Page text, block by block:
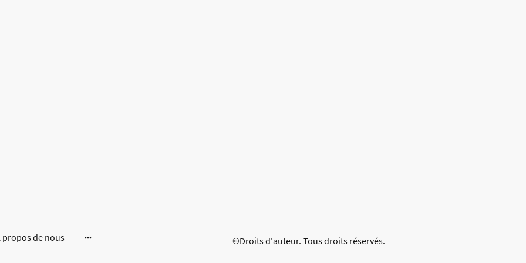
propos de nous ©Droits d'auteur. Tous droits réservés.